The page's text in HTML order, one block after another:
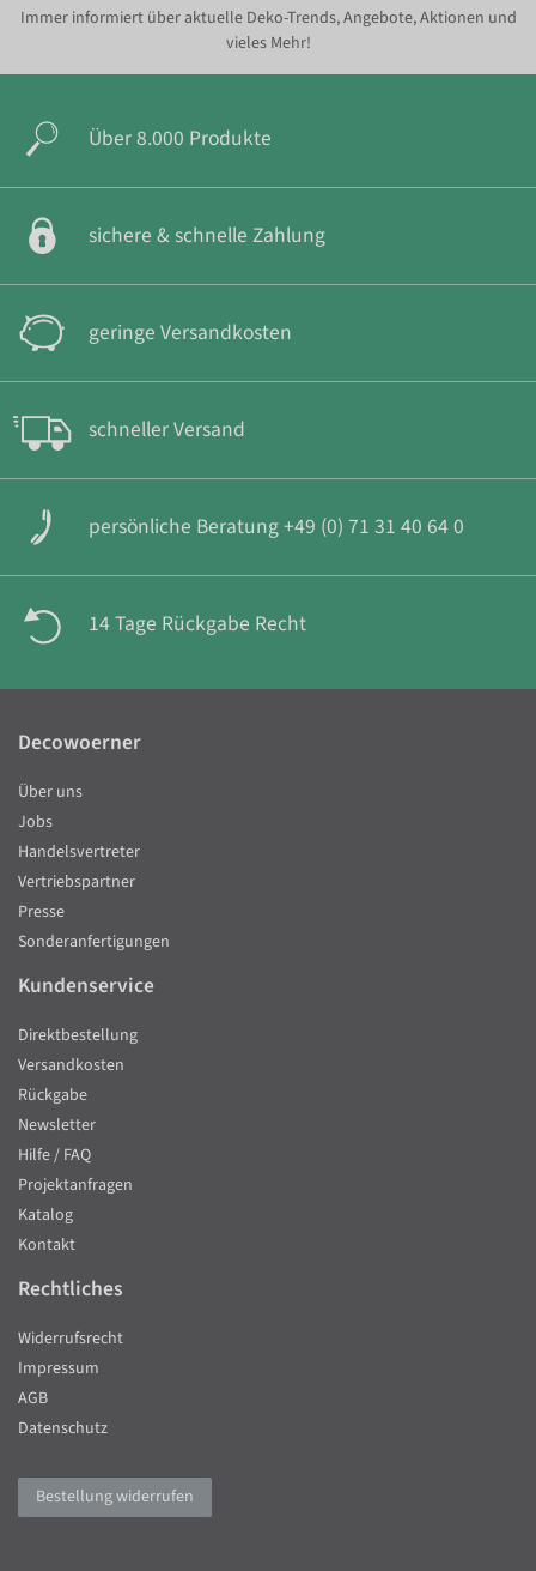
Immer informiert über aktuelle Deko-Trends, Angebote, Aktionen und
vieles Mehr!
Über 8.000 Produkte
sichere & schnelle Zahlung
geringe Versandkosten
schneller Versand
persönliche Beratung +49 (0) 71 31 40 64 0
14 Tage Rückgabe Recht
Decowoerner
Über uns
Jobs
Handelsvertreter
Vertriebspartner
Presse
Sonderanfertigungen
Kundenservice
Direktbestellung
Versandkosten
Rückgabe
Newsletter
Hilfe / FAQ
Projektanfragen
Katalog
Kontakt
Rechtliches
Widerrufsrecht
Impressum
AGB
Datenschutz
Bestellung widerrufen